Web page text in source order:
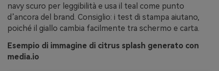
navy scuro per leggibilità e usa il teal come punto
d’ancora del brand. Consiglio: i test di stampa aiutano,
poiché il giallo cambia facilmente tra schermo e carta.
Esempio di immagine di citrus splash generato con
media.io